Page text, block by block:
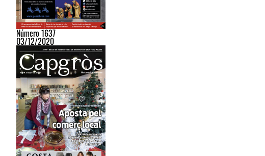
Número 1637
03/12/2020